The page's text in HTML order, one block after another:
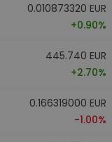
0.010873320 EUR
+0.90%
445.740 EUR
+2.70%
0.166319000 EUR
-1.00%